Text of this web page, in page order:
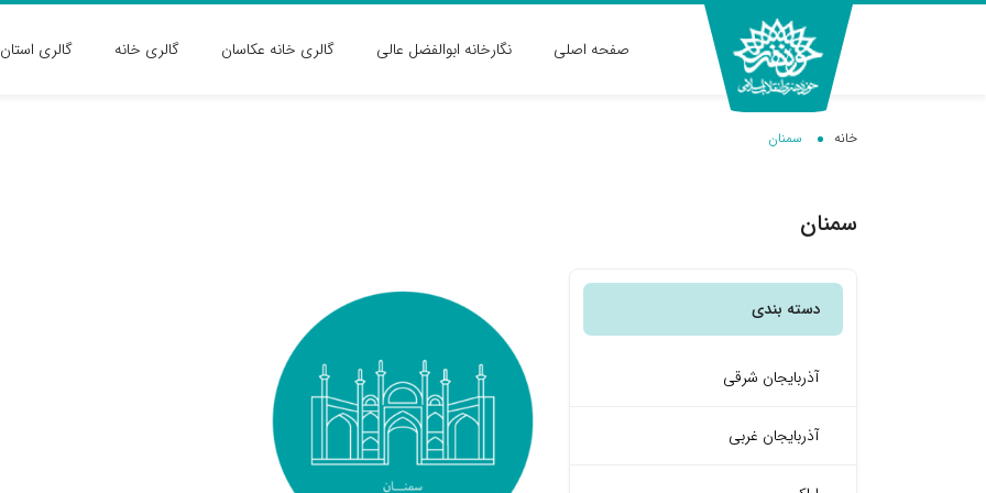
صفحه اصلی نگارخانه ابوالفضل عالی گالری خانه عکاسان گالری خانه گالری
خانه سمنان
سمنان
دسته بندی
آذربایجان شرقی
آذربایجان غربی